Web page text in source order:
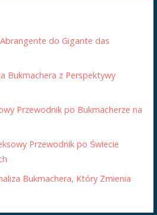
do Gigante das
Bukmachera z Perspektywy
Przewodnik po Bukmacherze na
Przewodnik po Świecie
Bukmachera, Który Zmienia